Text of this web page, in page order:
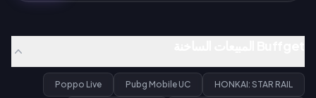
HONKAI: STAR RAIL
Pubg Mobile UC
Poppo Live